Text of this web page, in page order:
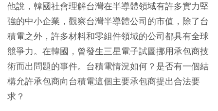
他說，韓國社會理解台灣在半導體領域有許多實力堅
強的中小企業，觀察台灣半導體公司的市值，除了台
積電之外，許多材料和零組件領域的公司都具有全球
競爭力。在韓國，曾發生三星電子試圖挪用承包商技
術而出問題的事件。台積電情況如何？是否有一個結
構允許承包商向台積電這個主要承包商提出合法要
求？